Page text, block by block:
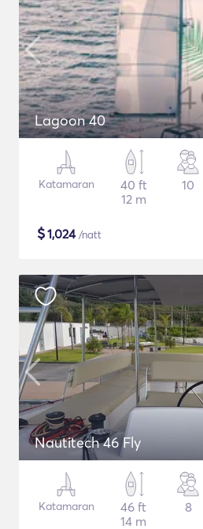
Lagoon 40
Katamaran
40 ft
12 m
10
$1,024/natt
Nautitech 46 Fly
Katamaran
46 ft
14 m
8